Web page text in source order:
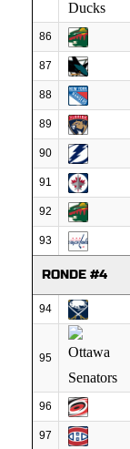
86
87
88
89
90
91
92
93
RONDE #4
94
95
96
97